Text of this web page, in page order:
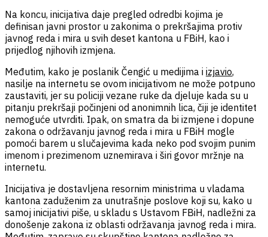
Na koncu, inicijativa daje pregled odredbi kojima je
definisan javni prostor u zakonima o prekršajima protiv
javnog reda i mira u svih deset kantona u FBiH, kao i
prijedlog njihovih izmjena.
Međutim, kako je poslanik Čengić u medijima i izjavio,
nasilje na internetu se ovom inicijativom ne može potpuno
zaustaviti, jer su policiji vezane ruke da djeluje kada su u
pitanju prekršaji počinjeni od anonimnih lica, čiji je identitet
nemoguće utvrditi. Ipak, on smatra da bi izmjene i dopune
zakona o održavanju javnog reda i mira u FBiH mogle
pomoći barem u slučajevima kada neko pod svojim punim
imenom i prezimenom uznemirava i širi govor mržnje na
internetu.
Inicijativa je dostavljena resornim ministrima u vladama
kantona zaduženim za unutrašnje poslove koji su, kako u
samoj inicijativi piše, u skladu s Ustavom FBiH, nadležni za
donošenje zakona iz oblasti održavanja javnog reda i mira.